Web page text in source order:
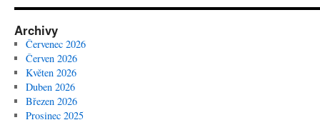
Archivy
Červenec 2026
Červen 2026
Květen 2026
Duben 2026
Březen 2026
Prosinec 2025